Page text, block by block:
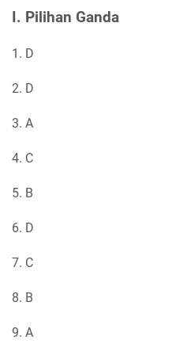
I. Pilihan Ganda
1. D
2. D
3. A
4. C
5. B
6. D
7. C
8. B
9. A